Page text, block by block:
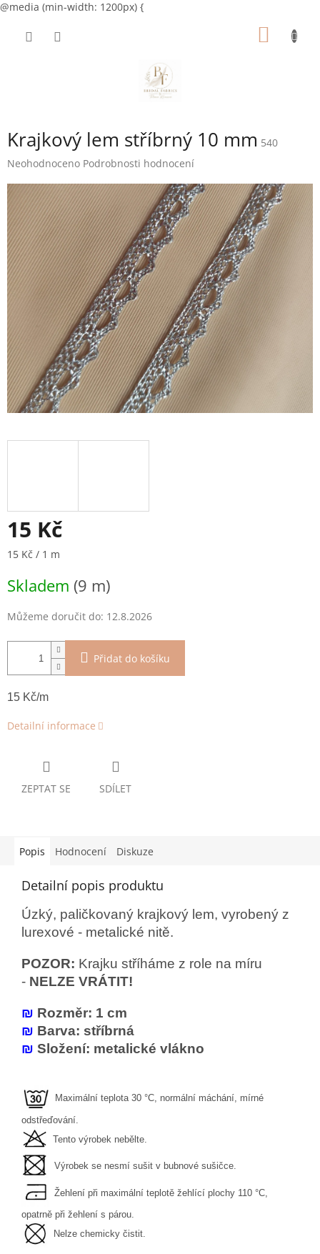
@media (min-width: 1200px) {
Krajkový lem stříbrný 10 mm 540
Průměrné
produktu
je
0,0
z
5
hvězdiček.
Neohodnoceno Podrobnosti hodnocení
15 Kč
Měrná
15 Kč / 1 m
Skladem (9 m)
Můžeme doručit do: 12.8.2026
Přidat do košíku
15 Kč/m
Detailní informace
ZEPTAT SE SDÍLET
Popis Hodnocení Diskuze
Detailní popis produktu
Úzký, paličkovaný krajkový lem, vyrobený z
lurexové - metalické nitě.
POZOR: Krajku stříháme z role na míru
- NELZE VRÁTIT!
₪ Rozměr: 1 cm
₪ Barva: stříbrná
₪ Složení: metalické vlákno
Maximální teplota 30 °C, normální máchání, mírné
odstřeďování.
Tento výrobek nebělte.
Výrobek se nesmí sušit v bubnové sušičce.
Žehlení při maximální teplotě žehlící plochy 110 °C,
opatrně při žehlení s párou.
Nelze chemicky čistit.